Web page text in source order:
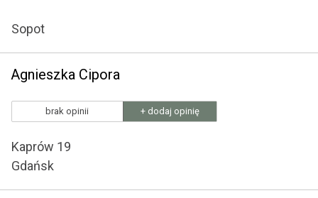
Sopot
Agnieszka Cipora
brak opinii + dodaj opinię
Kaprów 19
Gdańsk